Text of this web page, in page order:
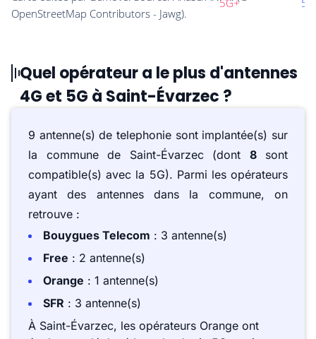
Quel opérateur a le plus d'antennes
4G et 5G à Saint-Évarzec ?
9 antenne(s) de telephonie sont implantée(s) sur
la commune de Saint-Évarzec (dont 8sont
compatible(s) avec la 5G). Parmi les opérateurs
ayant des antennes dans la commune, on
retrouve :
Bouygues Telecom : 3 antenne(s)
Free : 2 antenne(s)
Orange : 1 antenne(s)
SFR : 3 antenne(s)
À Saint-Évarzec, les opérateurs Orange ont